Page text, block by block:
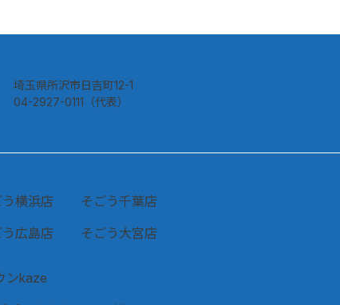
​埼玉県所沢市日吉町12-1
04-2927-0111（代表）
う横浜店
そごう千葉店
そごう大宮店
う広島店
ンkaze